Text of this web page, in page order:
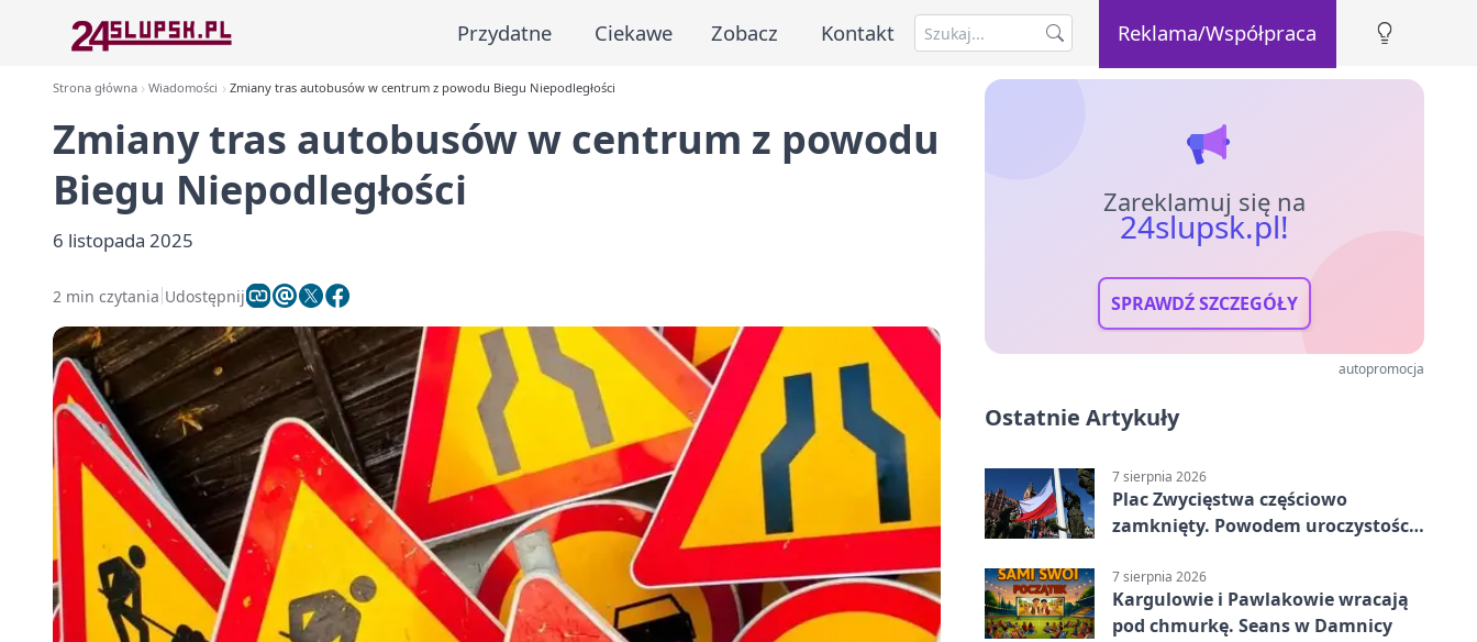
Przydatne Ciekawe Zobacz Kontakt Reklama/Współpraca
Strona główna Wiadomości Zmiany tras autobusów w centrum z powodu Biegu Niepodległości
Zmiany tras autobusów w centrum z powodu
Biegu Niepodległości
6 listopada 2025
2 min czytania Udostępnij
Zareklamuj się na
24slupsk.pl!
SPRAWDŹ SZCZEGÓŁY
autopromocja
Ostatnie Artykuły
7 sierpnia 2026
Plac Zwycięstwa częściowo
zamknięty. Powodem uroczystości
7 sierpnia 2026
Kargulowie i Pawlakowie wracają
pod chmurkę. Seans w Damnicy